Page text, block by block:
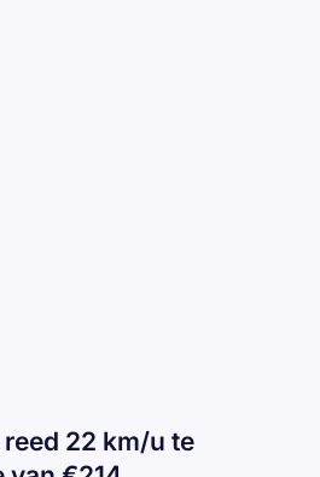
reed 22 km/u te